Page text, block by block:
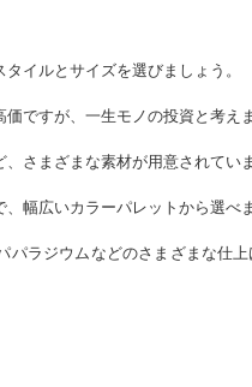
イルとサイズを選びましょう。
ですが、一生モノの投資と考え
さまざまな素材が用意されてい
幅広いカラーパレットから選べ